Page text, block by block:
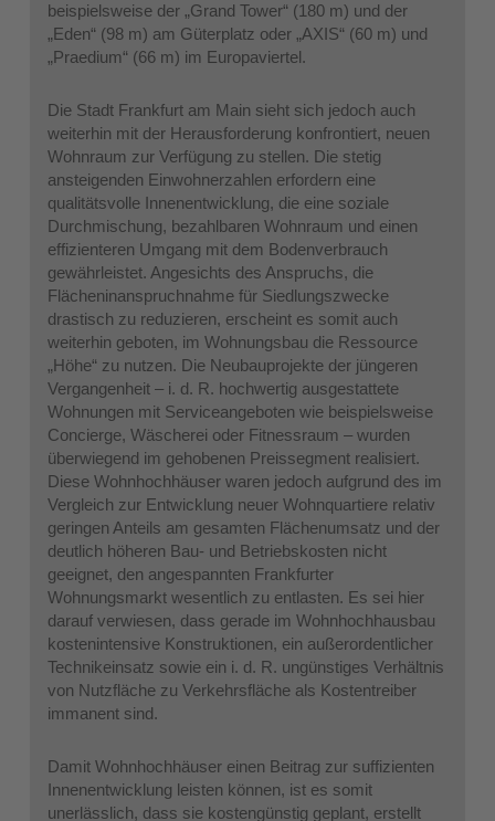
beispielsweise der „Grand Tower“ (180 m) und der
„Eden“ (98 m) am Güterplatz oder „AXIS“ (60 m) und
„Praedium“ (66 m) im Europaviertel.
Die Stadt Frankfurt am Main sieht sich jedoch auch
weiterhin mit der Herausforderung konfrontiert, neuen
Wohnraum zur Verfügung zu stellen. Die stetig
ansteigenden Einwohnerzahlen erfordern eine
qualitätsvolle Innenentwicklung, die eine soziale
Durchmischung, bezahlbaren Wohnraum und einen
effizienteren Umgang mit dem Bodenverbrauch
gewährleistet. Angesichts des Anspruchs, die
Flächeninanspruchnahme für Siedlungszwecke
drastisch zu reduzieren, erscheint es somit auch
weiterhin geboten, im Wohnungsbau die Ressource
„Höhe“ zu nutzen. Die Neubauprojekte der jüngeren
Vergangenheit – i. d. R. hochwertig ausgestattete
Wohnungen mit Serviceangeboten wie beispielsweise
Concierge, Wäscherei oder Fitnessraum – wurden
überwiegend im gehobenen Preissegment realisiert.
Diese Wohnhochhäuser waren jedoch aufgrund des im
Vergleich zur Entwicklung neuer Wohnquartiere relativ
geringen Anteils am gesamten Flächenumsatz und der
deutlich höheren Bau- und Betriebskosten nicht
geeignet, den angespannten Frankfurter
Wohnungsmarkt wesentlich zu entlasten. Es sei hier
darauf verwiesen, dass gerade im Wohnhochhausbau
kostenintensive Konstruktionen, ein außerordentlicher
Technikeinsatz sowie ein i. d. R. ungünstiges Verhältnis
von Nutzfläche zu Verkehrsfläche als Kostentreiber
immanent sind.
Damit Wohnhochhäuser einen Beitrag zur suffizienten
Innenentwicklung leisten können, ist es somit
unerlässlich, dass sie kostengünstig geplant, erstellt